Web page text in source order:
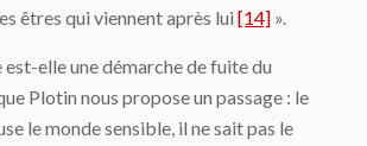
êtres qui vien­nent après lui [14] ».
est-elle une démarche de fuite du
Plotin nous propose un passage : le
le monde sensible, il ne sait pas le